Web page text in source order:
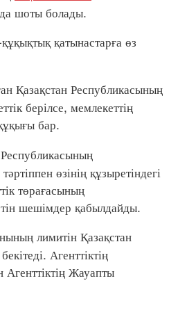
шоты болады.
қатынастарға өз
Қазақстан Республикасының
берілсе, мемлекеттің
бар.
өзінің құзыретіндегі
төрағасының
шешімдер қабылдайды.
лимитін Қазақстан
Агенттіктің
Жауапты